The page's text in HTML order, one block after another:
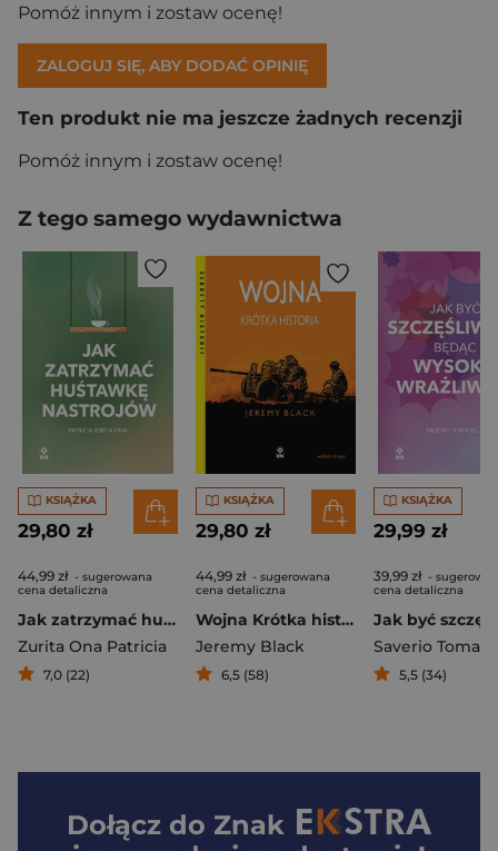
Pomóż innym i zostaw ocenę!
ZALOGUJ SIĘ, ABY DODAĆ OPINIĘ
Ten produkt nie ma jeszcze żadnych recenzji
Pomóż innym i zostaw ocenę!
Z tego samego wydawnictwa
KSIĄŻKA
29,80 zł
44,99 zł - sugerowana
cena detaliczna
Jak zatrzymać hustawkę nastrojów
Zurita Ona Patricia
7,0 (22)
KSIĄŻKA
29,80 zł
44,99 zł - sugerowana
cena detaliczna
Wojna Krótka historia
Jeremy Black
6,5 (58)
KSIĄŻKA
29,99 zł
39,99 zł -
cena detaliczna
Saverio
5,5 (34)
Dołącz do Znak